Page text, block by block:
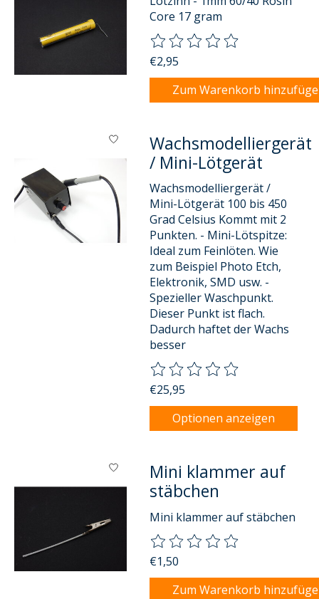
Core 17 gram
Die Bewertung dieses
€2,95
Zum Warenkorb
Wachsmodelliergerät
/ Mini-Lötgerät
Wachsmodelliergerät /
Mini-Lötgerät 100 bis 450
Grad Celsius Kommt mit 2
Punkten. - Mini-Lötspitze:
Ideal zum Feinlöten. Wie
zum Beispiel Photo Etch,
Elektronik, SMD usw. -
Spezieller Waschpunkt.
Dieser Punkt ist flach.
Dadurch haftet der Wachs
besser
Die Bewertung dieses
€25,95
Optionen anzeigen
Mini klammer auf
stäbchen
Mini klammer auf stäbchen
Die Bewertung dieses
€1,50
Zum Warenkorb